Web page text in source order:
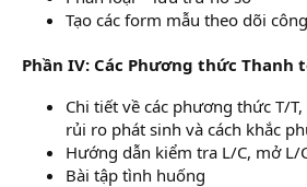
Tạo các form mẫu theo dõi
Phần IV: Các Phương thức Thanh
Chi tiết về các phương thức T/
rủi ro phát sinh và cách khắc
Hướng dẫn kiểm tra L/C, mở L/
Bài tập tình huống